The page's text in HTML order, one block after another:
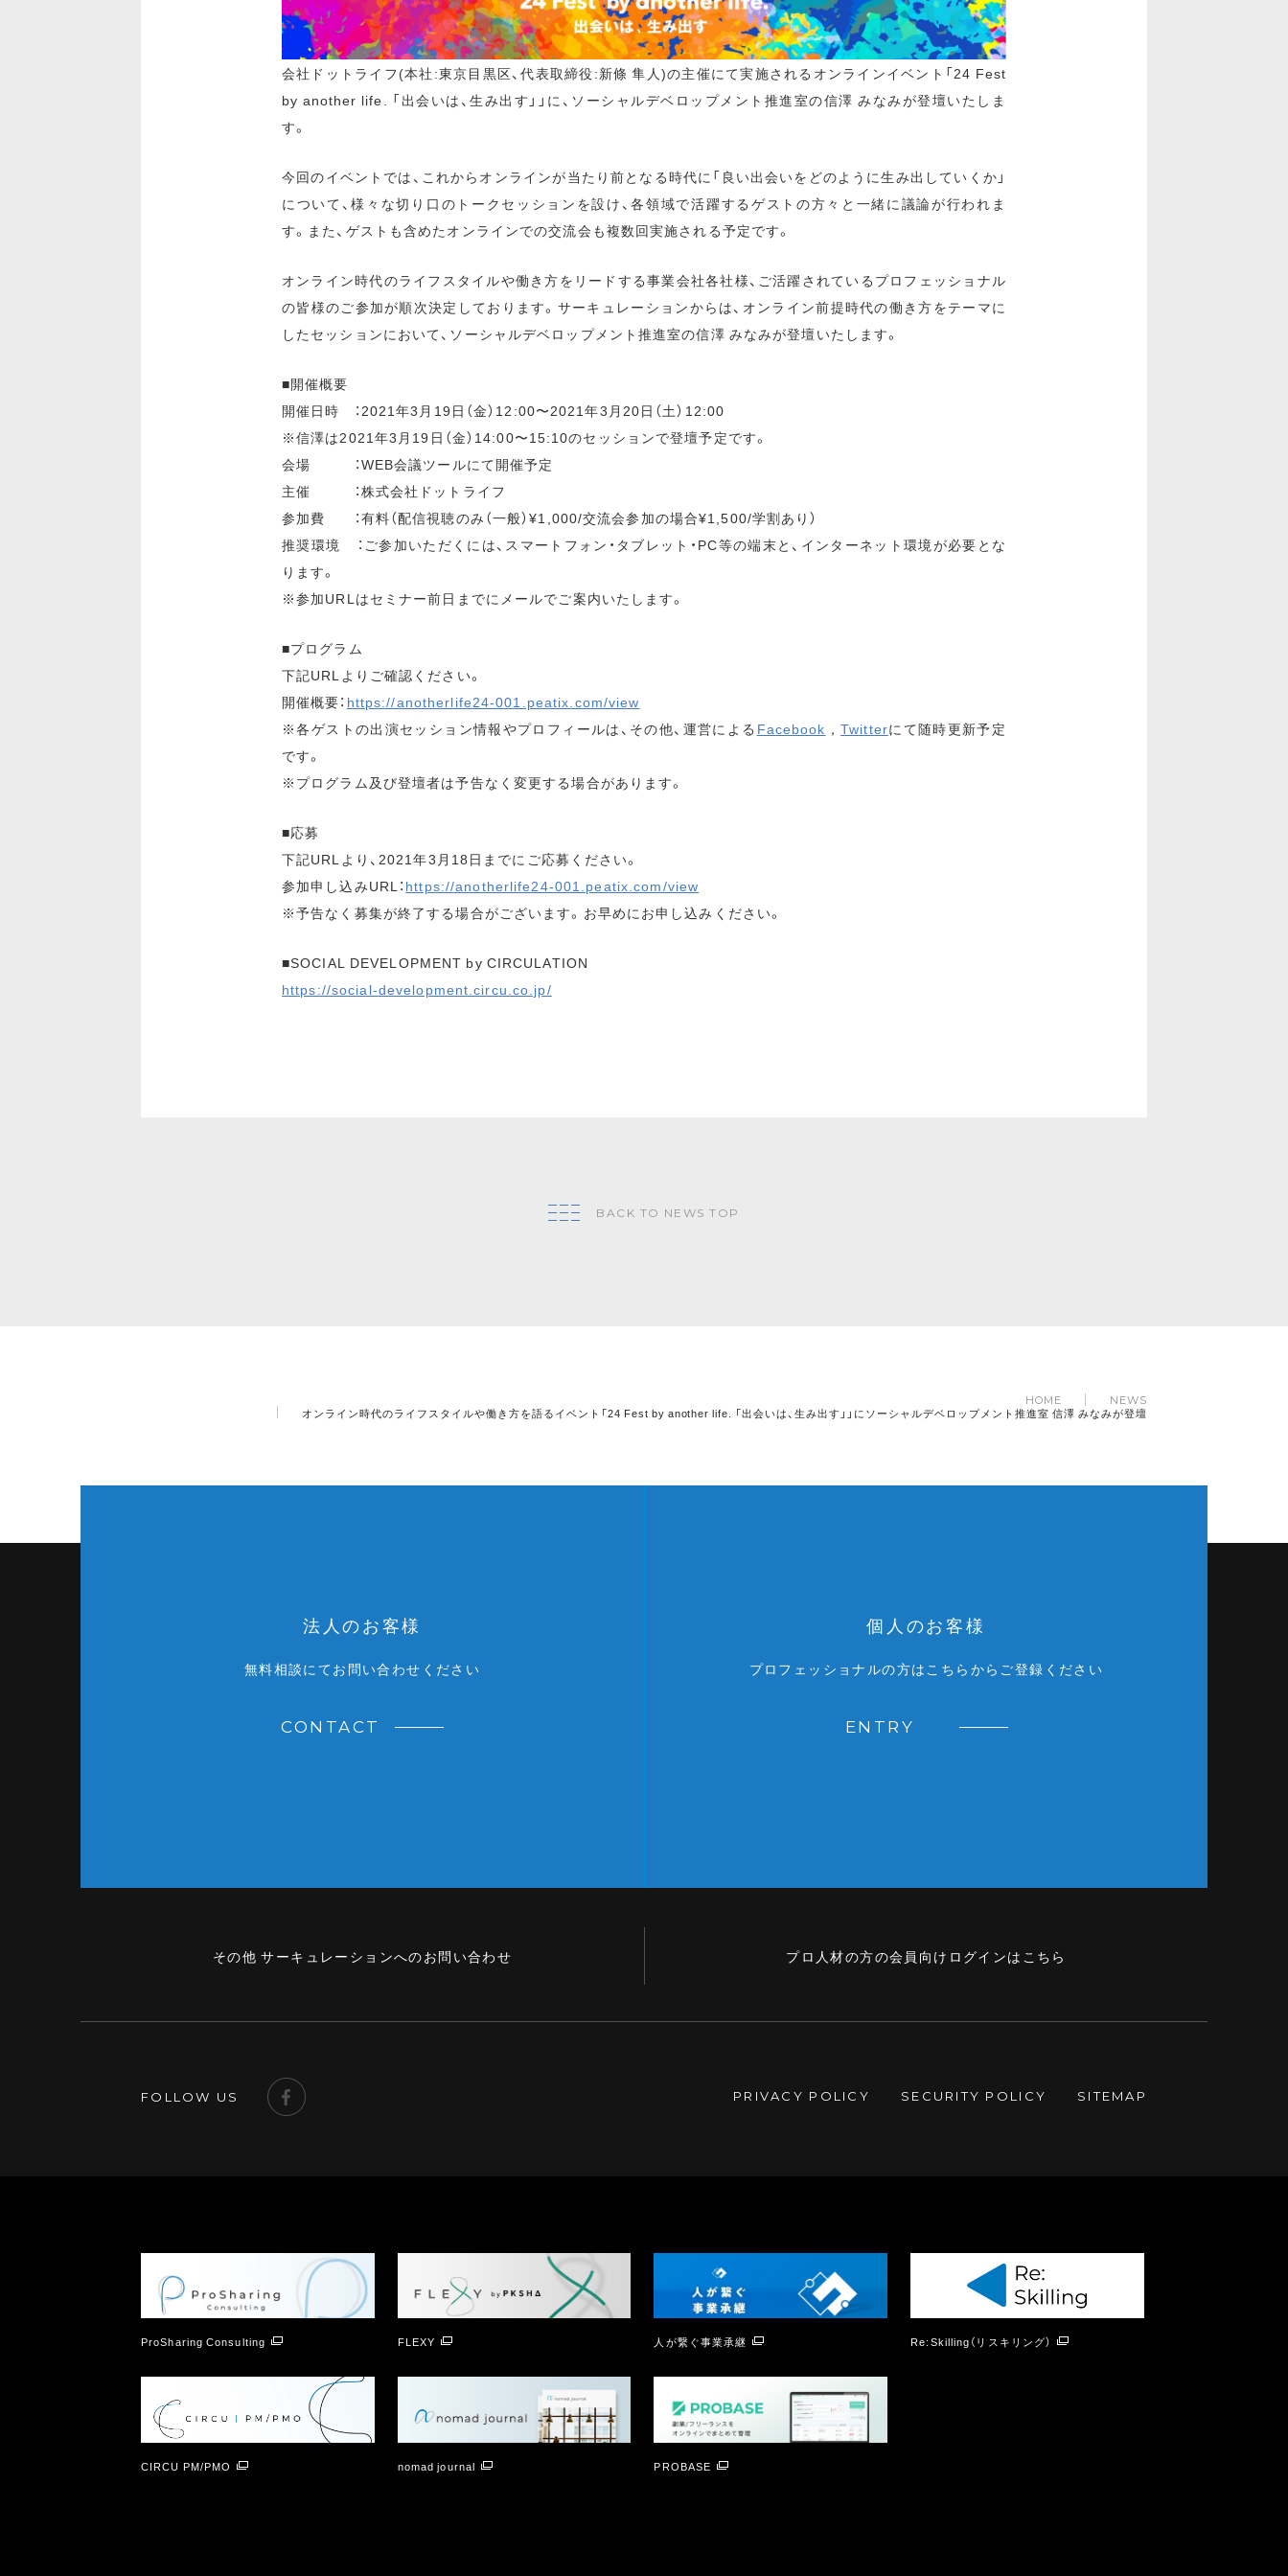
会社ドットライフ(本社:東京目黒区、代表取締役:新條 隼人)の主催にて実施されるオンラインイベント「24 Fest
by another life. 「出会いは、生み出す」」に、ソーシャルデベロップメント推進室の信澤 みなみが登壇いたしま
す。
今回のイベントでは、これからオンラインが当たり前となる時代に「良い出会いをどのように生み出していくか」
について、様々な切り口のトークセッションを設け、各領域で活躍するゲストの方々と一緒に議論が行われま
す。また、ゲストも含めたオンラインでの交流会も複数回実施される予定です。
オンライン時代のライフスタイルや働き方をリードする事業会社各社様、ご活躍されているプロフェッショナル
の皆様のご参加が順次決定しております。サーキュレーションからは、オンライン前提時代の働き方をテーマに
したセッションにおいて、ソーシャルデベロップメント推進室の信澤 みなみが登壇いたします。
■開催概要
開催日時 ：2021年3月19日（金）12:00〜2021年3月20日（土）12:00
※信澤は2021年3月19日（金）14:00〜15:10のセッションで登壇予定です。
会場 ：WEB会議ツールにて開催予定
主催 ：株式会社ドットライフ
参加費 ：有料（配信視聴のみ（一般）¥1,000/交流会参加の場合¥1,500/学割あり）
推奨環境 ：ご参加いただくには、スマートフォン・タブレット・PC等の端末と、インターネット環境が必要とな
ります。
※参加URLはセミナー前日までにメールでご案内いたします。
■プログラム
下記URLよりご確認ください。
開催概要： https://anotherlife24-001.peatix.com/view
※各ゲストの出演セッション情報やプロフィールは、その他、運営による Facebook ，Twitterにて随時更新予定
です。
※プログラム及び登壇者は予告なく変更する場合があります。
■応募
下記URLより、2021年3月18日までにご応募ください。
参加申し込みURL： https://anotherlife24-001.peatix.com/view
※予告なく募集が終了する場合がございます。お早めにお申し込みください。
■SOCIAL DEVELOPMENT by CIRCULATION
https://social-development.circu.co.jp/
BACK TO NEWS TOP
HOME NEWS
オンライン時代のライフスタイルや働き方を語るイベント「24 Fest by another life. 「出会いは、生み出す」」にソーシャルデベロップメント推進室 信澤 みなみが登壇
法人のお客様
無料相談にてお問い合わせください
CONTACT
個人のお客様
プロフェッショナルの方はこちらからご登録ください
ENTRY
その他 サーキュレーションへのお問い合わせ プロ人材の方の会員向けログインはこちら
FOLLOW US PRIVACY POLICY SECURITY POLICY SITEMAP
ProSharing Consulting FLEXY 人が繋ぐ事業承継 Re:Skilling（リスキリング）
CIRCU PM/PMO nomad journal PROBASE